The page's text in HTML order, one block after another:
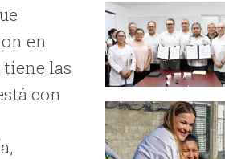
en
las
con